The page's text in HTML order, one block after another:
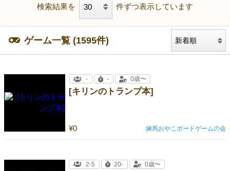
検索結果を 件ずつ表示しています
ゲーム一覧 (1595件)
[キリンのトランプ本]
¥0
- - 0歳〜
練馬おやこボードゲームの会
2-5 20- 0歳〜